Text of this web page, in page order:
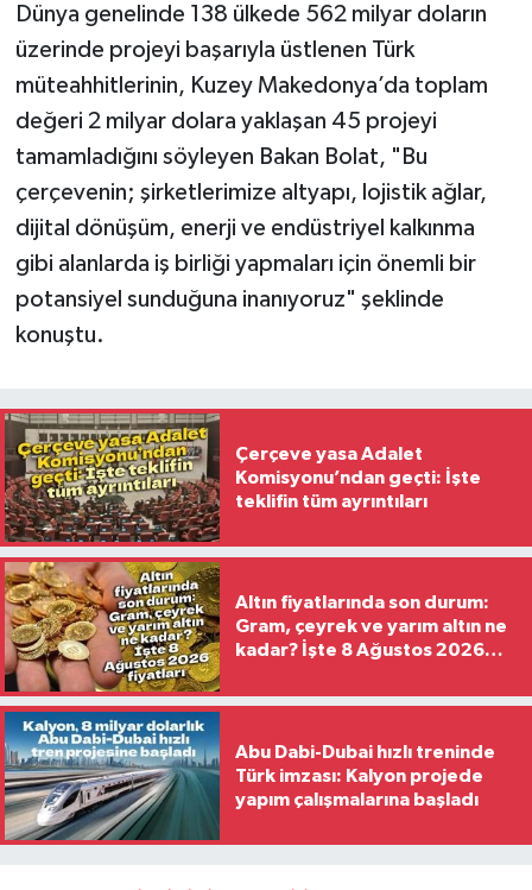
Dünya genelinde 138 ülkede 562 milyar doların
üzerinde projeyi başarıyla üstlenen Türk
müteahhitlerinin, Kuzey Makedonya’da toplam
değeri 2 milyar dolara yaklaşan 45 projeyi
tamamladığını söyleyen Bakan Bolat, "Bu
çerçevenin; şirketlerimize altyapı, lojistik ağlar,
dijital dönüşüm, enerji ve endüstriyel kalkınma
gibi alanlarda iş birliği yapmaları için önemli bir
potansiyel sunduğuna inanıyoruz" şeklinde
konuştu.
Çerçeve yasa Adalet
Komisyonu’ndan geçti: İşte
teklifin tüm ayrıntıları
Altın fiyatlarında son durum:
Gram, çeyrek ve yarım altın ne
kadar? İşte 8 Ağustos 2026
Abu Dabi-Dubai hızlı treninde
Türk imzası: Kalyon projede
yapım çalışmalarına başladı